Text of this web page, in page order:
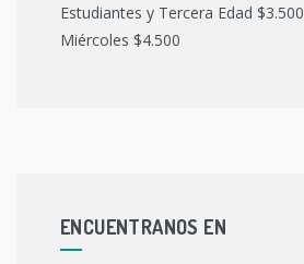
Estudiantes y Tercera Edad $3.500
Miércoles $4.500
ENCUENTRANOS EN